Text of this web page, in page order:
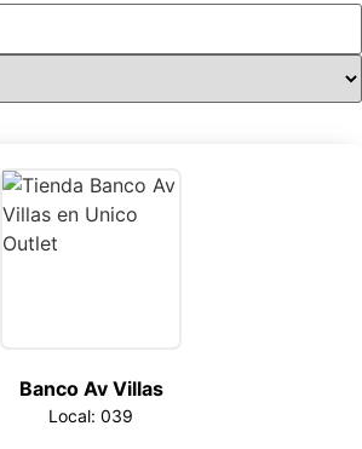
Banco Av Villas
Local: 039